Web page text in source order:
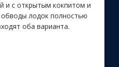
и с открытым кокпитом и
лодок полностью
оба варианта.